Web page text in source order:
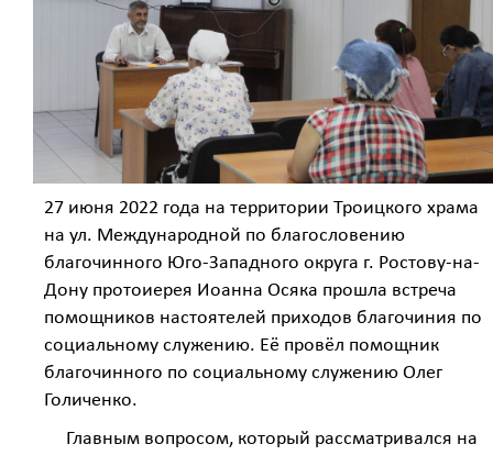
27 июня 2022 года на территории Троицкого храма
на ул. Международной по благословению
благочинного Юго-Западного округа г. Ростову-на-
Дону протоиерея Иоанна Осяка прошла встреча
помощников настоятелей приходов благочиния по
социальному служению. Её провёл помощник
благочинного по социальному служению Олег
Голиченко.
Главным вопросом, который рассматривался на